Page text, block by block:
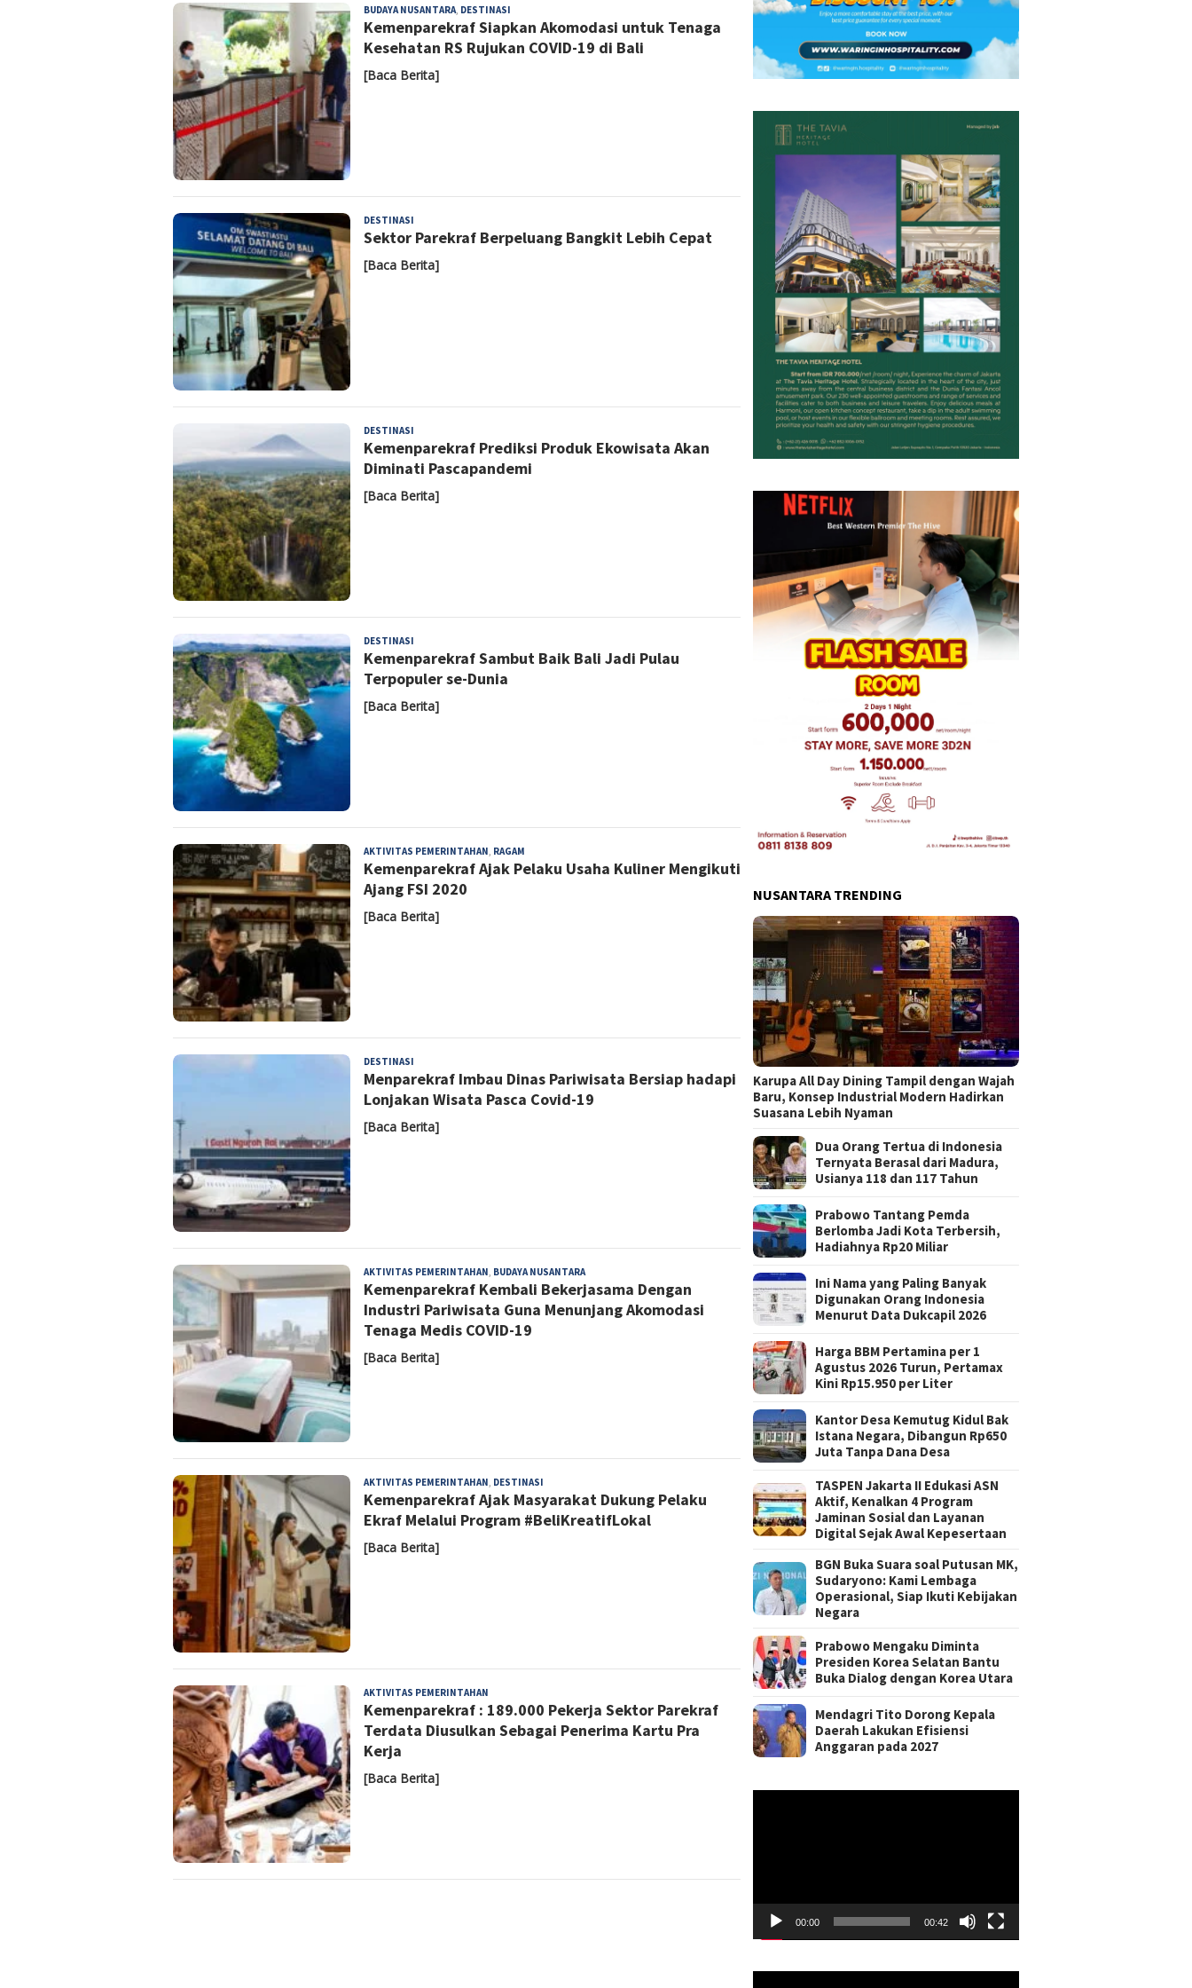
BUDAYA NUSANTARA, DESTINASI
Kemenparekraf Siapkan Akomodasi untuk Tenaga
Kesehatan RS Rujukan COVID-19 di Bali
[Baca Berita]
DESTINASI
Sektor Parekraf Berpeluang Bangkit Lebih Cepat
[Baca Berita]
DESTINASI
Kemenparekraf Prediksi Produk Ekowisata Akan
Diminati Pascapandemi
[Baca Berita]
DESTINASI
Kemenparekraf Sambut Baik Bali Jadi Pulau
Terpopuler se-Dunia
[Baca Berita]
AKTIVITAS PEMERINTAHAN, RAGAM
Kemenparekraf Ajak Pelaku Usaha Kuliner Mengikuti
Ajang FSI 2020
[Baca Berita]
DESTINASI
Sulastri
Menparekraf Imbau Dinas Pariwisata Bersiap hadapi
Lonjakan Wisata Pasca Covid-19
[Baca Berita]
AKTIVITAS PEMERINTAHAN, BUDAYA NUSANTARAYoyoh
Sulastri
Kemenparekraf Kembali Bekerjasama Dengan
Industri Pariwisata Guna Menunjang Akomodasi
Tenaga Medis COVID-19
[Baca Berita]
AKTIVITAS PEMERINTAHAN, DESTINASI
Kemenparekraf Ajak Masyarakat Dukung Pelaku
Ekraf Melalui Program #BeliKreatifLokal
[Baca Berita]
AKTIVITAS PEMERINTAHAN
Sulastri
Kemenparekraf : 189.000 Pekerja Sektor Parekraf
Terdata Diusulkan Sebagai Penerima Kartu Pra
Kerja
[Baca Berita]
NUSANTARA TRENDING
Karupa All Day Dining Tampil dengan Wajah
Baru, Konsep Industrial Modern Hadirkan
Suasana Lebih Nyaman
Dua Orang Tertua di Indonesia
Ternyata Berasal dari Madura,
Usianya 118 dan 117 Tahun
Prabowo Tantang Pemda
Berlomba Jadi Kota Terbersih,
Hadiahnya Rp20 Miliar
Ini Nama yang Paling Banyak
Digunakan Orang Indonesia
Menurut Data Dukcapil 2026
Harga BBM Pertamina per 1
Agustus 2026 Turun, Pertamax
Kini Rp15.950 per Liter
Kantor Desa Kemutug Kidul Bak
Istana Negara, Dibangun Rp650
Juta Tanpa Dana Desa
TASPEN Jakarta II Edukasi ASN
Aktif, Kenalkan 4 Program
Jaminan Sosial dan Layanan
Digital Sejak Awal Kepesertaan
BGN Buka Suara soal Putusan MK,
Sudaryono: Kami Lembaga
Operasional, Siap Ikuti Kebijakan
Negara
Prabowo Mengaku Diminta
Presiden Korea Selatan Bantu
Buka Dialog dengan Korea Utara
Mendagri Tito Dorong Kepala
Daerah Lakukan Efisiensi
Anggaran pada 2027
00:00 00:42